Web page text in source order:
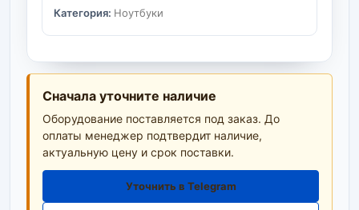
Категория: Ноутбуки
Сначала уточните наличие
Оборудование поставляется под заказ. До
оплаты менеджер подтвердит наличие,
актуальную цену и срок поставки.
Уточнить в Telegram